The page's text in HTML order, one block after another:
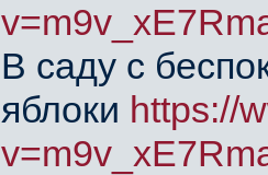
В саду с
яблоки https://